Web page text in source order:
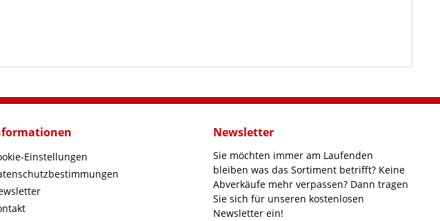
Einstellungen
Newsletter
Sie möchten immer am Laufenden
bleiben was das Sortiment betrifft? Keine
Abverkäufe mehr verpassen? Dann tragen
Sie sich für unseren kostenlosen
Newsletter ein!